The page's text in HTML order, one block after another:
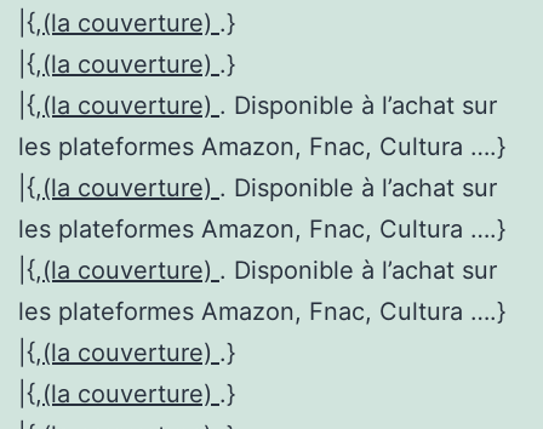
|{,(la couverture) .}
|{,(la couverture) .}
|{,(la couverture) . Disponible à l’achat sur
les plateformes Amazon, Fnac, Cultura ….}
|{,(la couverture) . Disponible à l’achat sur
les plateformes Amazon, Fnac, Cultura ….}
|{,(la couverture) . Disponible à l’achat sur
les plateformes Amazon, Fnac, Cultura ….}
|{,(la couverture) .}
|{,(la couverture) .}